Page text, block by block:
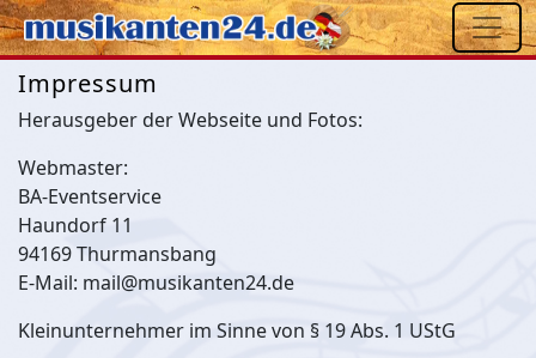
Impressum
Herausgeber der Webseite und Fotos:
Webmaster:
BA-Eventservice
Haundorf 11
94169 Thurmansbang
E-Mail: mail@musikanten24.de
Kleinunternehmer im Sinne von § 19 Abs. 1 UStG